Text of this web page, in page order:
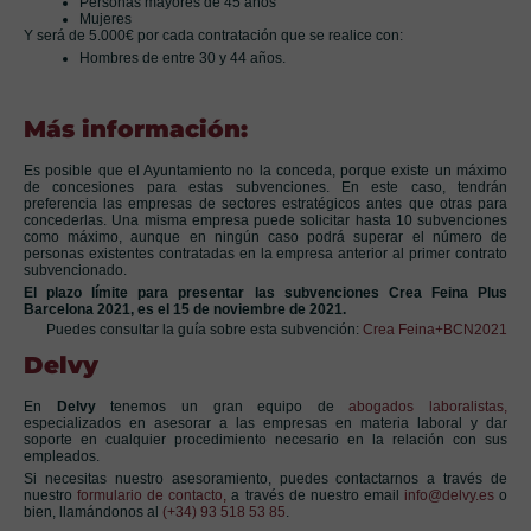
Mujeres
Y será de 5.000€ por cada contratación que se realice con:
Hombres de entre 30 y 44 años.
Más información:
Es posible que el Ayuntamiento no la conceda, porque existe un máximo
de concesiones para estas subvenciones. En este caso, tendrán
preferencia las empresas de sectores estratégicos antes que otras para
concederlas. Una misma empresa puede solicitar hasta 10 subvenciones
como máximo, aunque en ningún caso podrá superar el número de
personas existentes contratadas en la empresa anterior al primer contrato
subvencionado.
El plazo límite para presentar las subvenciones Crea Feina Plus
Barcelona 2021, es el 15 de noviembre de 2021.
Puedes consultar la guía sobre esta subvención: Crea Feina+BCN2021
Delvy
En Delvytenemos un gran equipo deabogados laboralistas,
especializados en asesorar a las empresas en materia laboral y dar
soporte en cualquier procedimiento necesario en la relación con sus
empleados.
Si necesitas nuestro asesoramiento, puedes contactarnos a través de
nuestroformulario de contacto a través de nuestro email info@delvy.eso
bien, llamándonos al (+34) 93 518 53 85